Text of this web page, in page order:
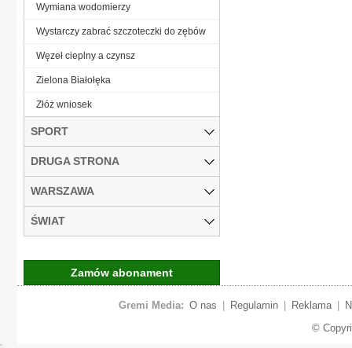
Wymiana wodomierzy
Wystarczy zabrać szczoteczki do zębów
Węzeł cieplny a czynsz
Zielona Białołęka
Złóż wniosek
SPORT
DRUGA STRONA
WARSZAWA
ŚWIAT
Zamów abonament
Gremi Media: O nas Regulamin Reklama
©